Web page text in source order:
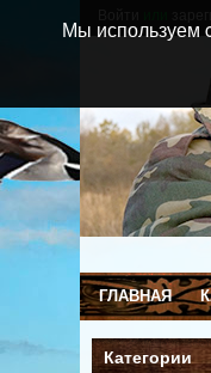
ГЛАВНАЯ
Категории
Мы используем